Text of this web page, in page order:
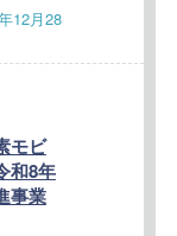
12月28
モビ
和8年
事業